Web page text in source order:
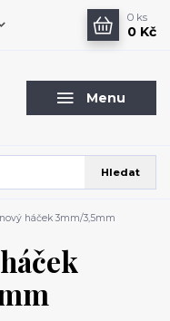
Menu
Hledat
0 ks
0 Kč
háček 3mm/3,5mm